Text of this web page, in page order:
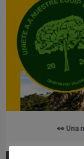
👀 Una